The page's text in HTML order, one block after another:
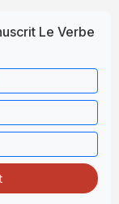
Le Verbe